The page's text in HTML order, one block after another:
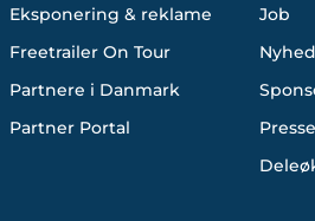
Eksponering & reklame
Freetrailer On Tour
Partnere i Danmark
Partner Portal
Job
Presse